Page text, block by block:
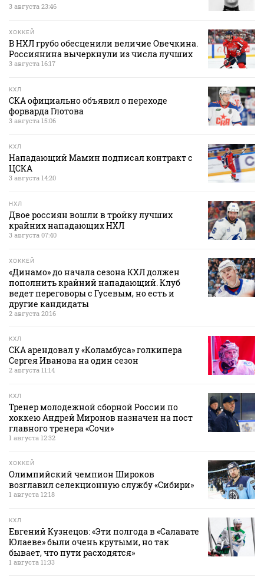
3 августа 23:46
ХОККЕЙ
В НХЛ грубо обесценили величие Овечкина.
Россиянина вычеркнули из числа лучших
3 августа 16:17
КХЛ
СКА официально объявил о переходе
форварда Глотова
3 августа 15:06
КХЛ
Нападающий Мамин подписал контракт с
ЦСКА
3 августа 14:20
НХЛ
Двое россиян вошли в тройку лучших
крайних нападающих НХЛ
3 августа 07:40
ХОККЕЙ
«Динамо» до начала сезона КХЛ должен
пополнить крайний нападающий. Клуб
ведет переговоры с Гусевым, но есть и
другие кандидаты
2 августа 20:16
КХЛ
СКА арендовал у «Коламбуса» голкипера
Сергея Иванова на один сезон
2 августа 11:14
КХЛ
Тренер молодежной сборной России по
хоккею Андрей Миронов назначен на пост
главного тренера «Сочи»
1 августа 12:32
ХОККЕЙ
Олимпийский чемпион Широков
возглавил селекционную службу «Сибири»
1 августа 12:18
КХЛ
Евгений Кузнецов: «Эти полгода в «Салавате
Юлаеве» были очень крутыми, но так
бывает, что пути расходятся»
1 августа 11:33